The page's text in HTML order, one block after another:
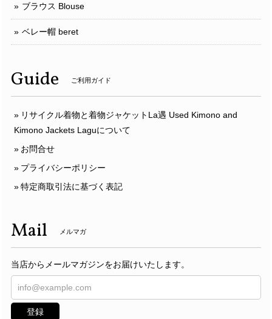
ブラウス Blouse
ベレー帽 beret
Guide ご利用ガイド
リサイクル着物と着物ジャケットLa遇 Used Kimono and
Kimono Jackets Laguについて
お問合せ
プライバシーポリシー
特定商取引法に基づく表記
Mail メルマガ
当店からメールマガジンをお届けいたします。
登録